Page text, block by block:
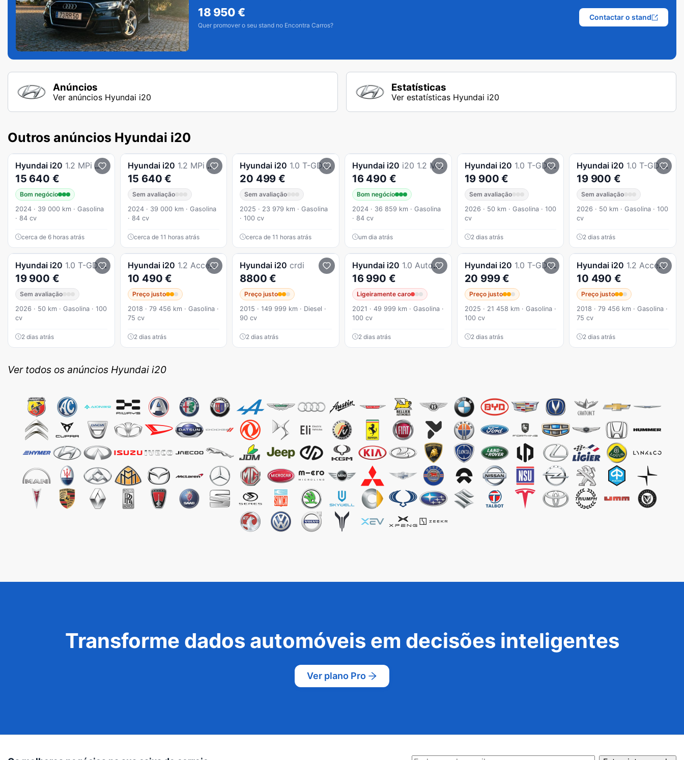
18 950€
Quer promover o seu stand no Encontra Carros?
Contactar o stand
Anúncios
Ver anúncios Hyundai i20
Estatísticas
Ver estatísticas Hyundai i20
Outros anúncios Hyundai i20
Hyundai i20 1.2 MPi Comfort MY24
15 640 €
Bom negócio
2024 · 39 000 km · Gasolina
· 84 cv
cerca de 6 horas atrás
Hyundai i20 1.2 MPi Comfort
15 640 €
Sem avaliação
2024 · 39 000 km · Gasolina
· 84 cv
cerca de 11 horas atrás
Hyundai i20 1.0 T-GDI Style (TT) DCT
20 499 €
Sem avaliação
2025 · 23 979 km · Gasolina
· 100 cv
cerca de 11 horas atrás
Hyundai i20 i20 1.2 MPi Comfort
16 490 €
Bom negócio
2024 · 36 859 km · Gasolina
· 84 cv
um dia atrás
Hyundai i20 1.0 T-GDi Comfort MY26
19 900 €
Sem avaliação
2026 · 50 km · Gasolina · 100
cv
2 dias atrás
Hyundai i20 1.0 T-GDi Comfort MY26
19 900 €
Sem avaliação
2026 · 50 km · Gasolina · 100
cv
2 dias atrás
Hyundai i20 1.0 T-GDi Comfort MY26
19 900 €
Sem avaliação
2026 · 50 km · Gasolina · 100
cv
2 dias atrás
Hyundai i20 1.2 Access+Bluetooth 119g
10 490 €
Preço justo
2018 · 79 456 km · Gasolina ·
75 cv
2 dias atrás
Hyundai i20 crdi
8800 €
Preço justo
2015 · 149 999 km · Diesel ·
90 cv
2 dias atrás
Hyundai i20 1.0 Automatico 42.000 kms
16 990 €
Ligeiramente caro
2021 · 49 999 km · Gasolina ·
100 cv
2 dias atrás
Hyundai i20 1.0 T-GDI Style (TT) DCT
20 999 €
Preço justo
2025 · 21 458 km · Gasolina ·
100 cv
2 dias atrás
Hyundai i20 1.2 Access+Bluetooth 119g
10 490 €
Preço justo
2018 · 79 456 km · Gasolina ·
75 cv
2 dias atrás
Ver todos os anúncios Hyundai i20
Transforme dados automóveis em decisões inteligentes
Ver plano Pro